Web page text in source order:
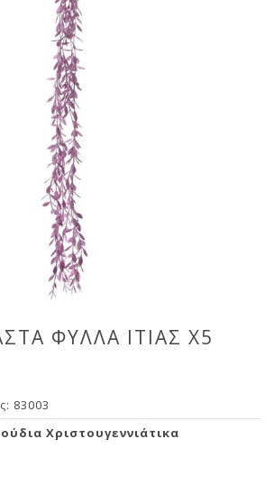
ΦΥΛΛΑ ΙΤΙΑΣ Χ5
83003
Χριστουγεννιάτικα